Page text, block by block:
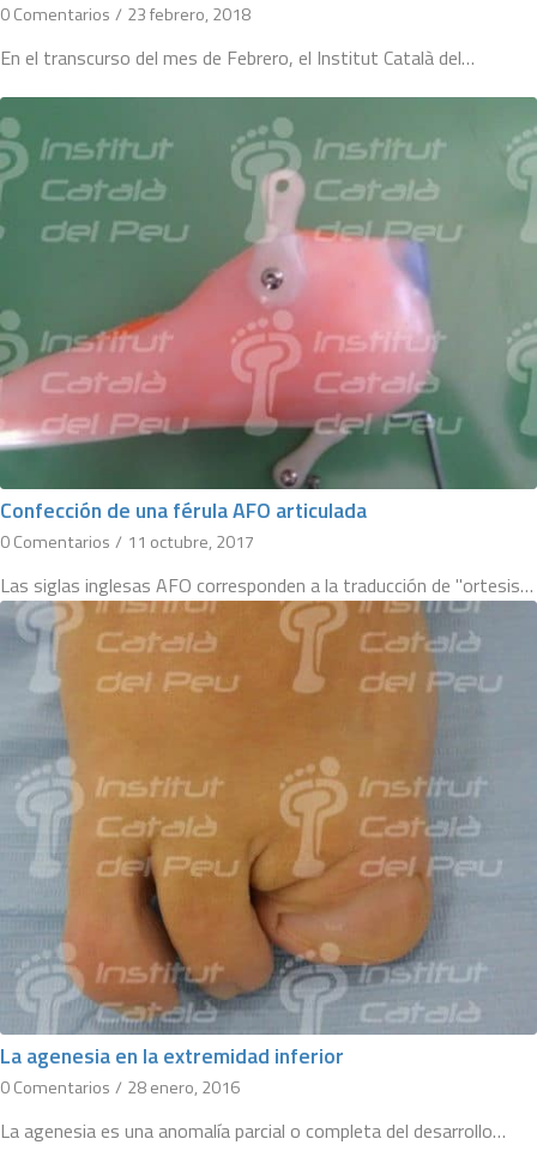
0 Comentarios / 23 febrero, 2018
En el transcurso del mes de Febrero, el Institut Català del…
Confección de una férula AFO articulada
0 Comentarios / 11 octubre, 2017
Las siglas inglesas AFO corresponden a la traducción de "ortesis…
La agenesia en la extremidad inferior
0 Comentarios / 28 enero, 2016
La agenesia es una anomalía parcial o completa del desarrollo…